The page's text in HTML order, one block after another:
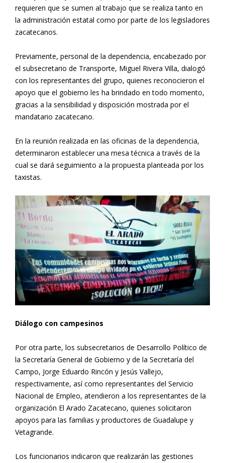
requieren que se sumen al trabajo que se realiza tanto en
la administración estatal como por parte de los legisladores
zacatecanos.
Previamente, personal de la dependencia, encabezado por
el subsecretario de Transporte, Miguel Rivera Villa, dialogó
con los representantes del grupo, quienes reconocieron el
apoyo que el gobierno les ha brindado en todo momento,
gracias a la sensibilidad y disposición mostrada por el
mandatario zacatecano.
En la reunión realizada en las oficinas de la dependencia,
determinaron establecer una mesa técnica a través de la
cual se dará seguimiento a la propuesta planteada por los
taxistas.
Diálogo con campesinos
Por otra parte, los subsecretarios de Desarrollo Político de
la Secretaría General de Gobierno y de la Secretaría del
Campo, Jorge Eduardo Rincón y Jesús Vallejo,
respectivamente, así como representantes del Servicio
Nacional de Empleo, atendieron a los representantes de la
organización El Arado Zacatecano, quienes solicitaron
apoyos para las familias y productores de Guadalupe y
Vetagrande.
Los funcionarios indicaron que realizarán las gestiones